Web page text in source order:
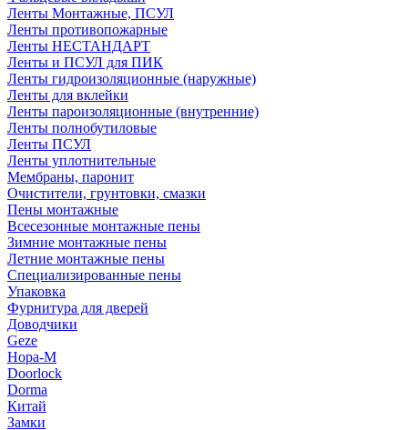
Ленты Монтажные, ПСУЛ
Ленты противопожарные
Ленты НЕСТАНДАРТ
Ленты и ПСУЛ для ПИК
Ленты гидроизоляционные (наружные)
Ленты для вклейки
Ленты пароизоляционные (внутренние)
Ленты полнобутиловые
Ленты ПСУЛ
Ленты уплотнительные
Мембраны, паронит
Очистители, грунтовки, смазки
Пены монтажные
Всесезонные монтажные пены
Зимние монтажные пены
Летние монтажные пены
Специализированные пены
Упаковка
Фурнитура для дверей
Доводчики
Geze
Нора-М
Doorlock
Dorma
Китай
Замки